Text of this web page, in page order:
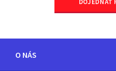
DOJEDNAŤ
O NÁS